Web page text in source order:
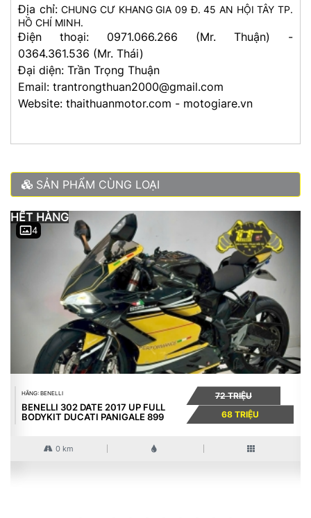
Địa chỉ:CHUNG CƯ KHANG GIA 09 Đ. 45 AN HỘI TÂY TP.
HỒ CHÍ MINH.
Điện thoại: 0971.066.266 (Mr. Thuận) -
0364.361.536 (Mr. Thái)
Đại diện: Trần Trọng Thuận
Email: trantrongthuan2000@gmail.com
Website: thaithuanmotor.com - motogiare.vn
SẢN PHẨM CÙNG LOẠI
4
HẾT HÀNG
HÃNG: BENELLI
BENELLI 302 DATE 2017 UP FULL
BODYKIT DUCATI PANIGALE 899
72 TRIỆU
68 TRIỆU
0 km